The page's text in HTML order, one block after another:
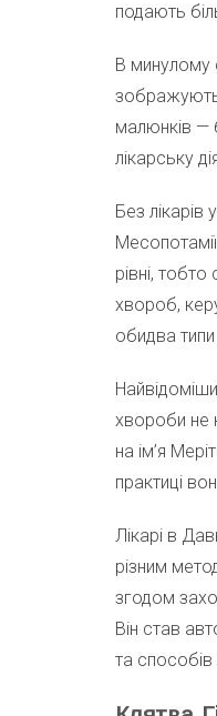
подають
В минулому
зображують
малюнків —
лікарську
Без лікарів
рівні,
хвороб,
обидва типи
хвороби не
на ім’я
практиці
Лікарі в
різним
згодом
Він став
та способів